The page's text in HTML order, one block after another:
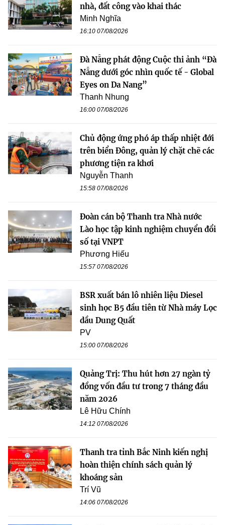
nhà, đất công vào khai thác
Minh Nghĩa
16:10 07/08/2026
Đà Nẵng phát động Cuộc thi ảnh “Đà
Nẵng dưới góc nhìn quốc tế - Global
Eyes on Da Nang”
Thanh Nhung
16:00 07/08/2026
Chủ động ứng phó áp thấp nhiệt đới
trên biển Đông, quản lý chặt chẽ các
phương tiện ra khơi
Nguyễn Thanh
15:58 07/08/2026
Đoàn cán bộ Thanh tra Nhà nước
Lào học tập kinh nghiệm chuyển đổi
số tại VNPT
Phương Hiếu
15:57 07/08/2026
BSR xuất bán lô nhiên liệu Diesel
sinh học B5 đầu tiên từ Nhà máy Lọc
dầu Dung Quất
PV
15:00 07/08/2026
Quảng Trị: Thu hút hơn 27 ngàn tỷ
đồng vốn đầu tư trong 7 tháng đầu
năm 2026
Lê Hữu Chính
14:12 07/08/2026
Thanh tra tỉnh Bắc Ninh kiến nghị
hoàn thiện chính sách quản lý
khoáng sản
Trí Vũ
14:06 07/08/2026